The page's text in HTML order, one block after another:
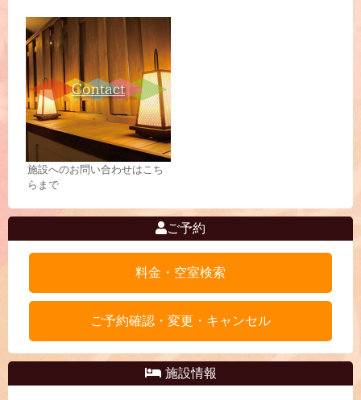
施設へのお問い合わせはこち
らまで
ご予約
料金・空室検索
ご予約確認・変更・キャンセル
施設情報